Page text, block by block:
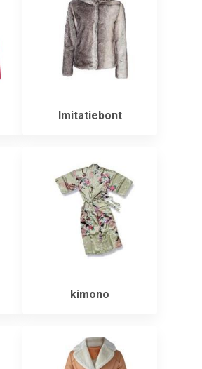
Imitatiebont
kimono